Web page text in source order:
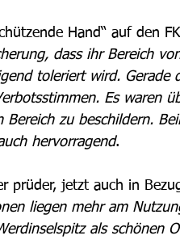
Hand“ auf den
dass ihr Bereich
toleriert wird. Gerade
Es waren
zu beschildern.
hervorragend.
prüder, jetzt auch in
liegen mehr am
als schönen